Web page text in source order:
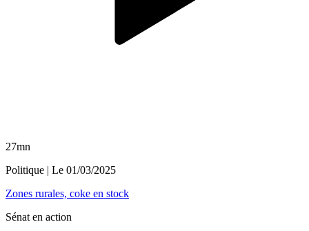
27mn
Politique | Le 01/03/2025
Zones rurales, coke en stock
Sénat en action